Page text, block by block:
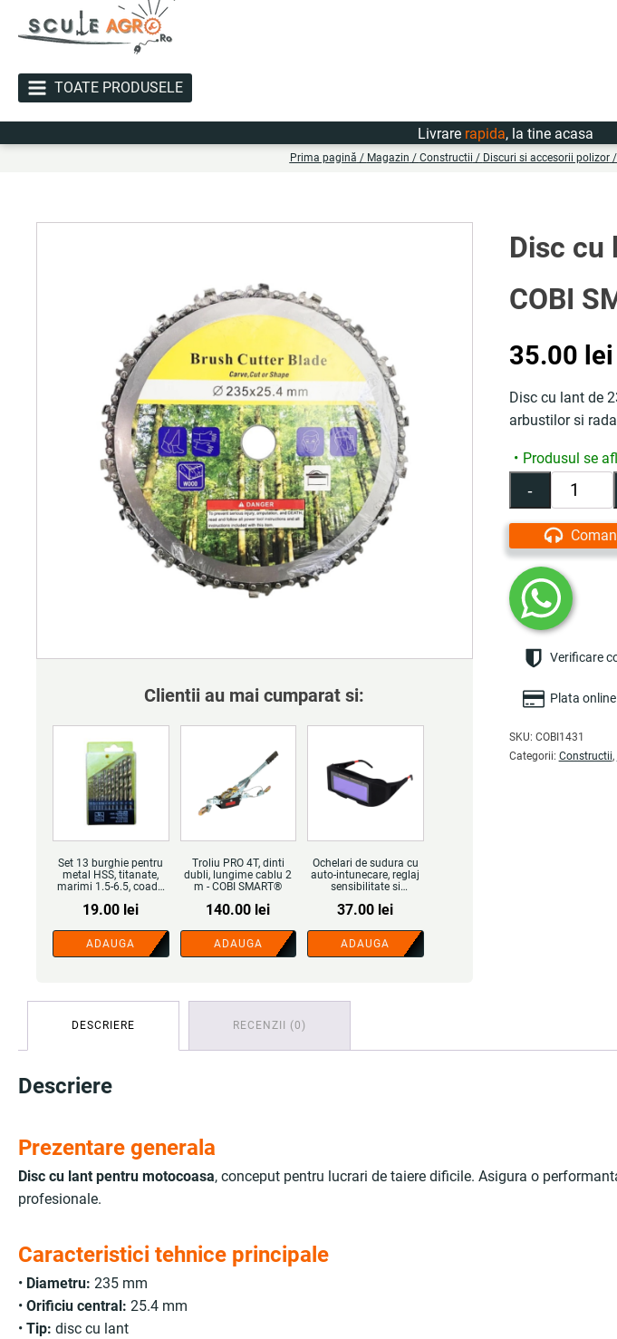
TOATE PRODUSELE
Livrarerapida, la tine acasa
Prima pagină / Magazin / Constructii / Discuri si accesorii polizor/
Clientii au mai cumparat si:
Set 13 burghie pentru
metal HSS, titanate,
marimi 1.5-6.5, coada
SMART®
19.00 lei
ADAUGA
Troliu PRO 4T, dinti
dubli, lungime cablu 2
m - COBI SMART®
140.00 lei
ADAUGA
Ochelari de sudura cu
auto-intunecare, reglaj
sensibilitate si
SMART®
37.00 lei
ADAUGA
Disc cu
COBI
35.00 lei
Disc cu lant de
arbustilor si
Produsul se
-
Cantitate
Disc
cu
lant,
x
25.4
mm,
motocoasa
COBI
Verificare
Plata online
SKU: COBI1431
Categorii: Constructii,
DESCRIERE RECENZII (0)
Descriere
Prezentare generala
Disc cu lant pentru motocoasa, conceput pentru lucrari de taiere dificile. Asigura o
profesionale.
Caracteristici tehnice principale
• Diametru: 235 mm
• Orificiu central: 25.4 mm
• Tip: disc cu lant